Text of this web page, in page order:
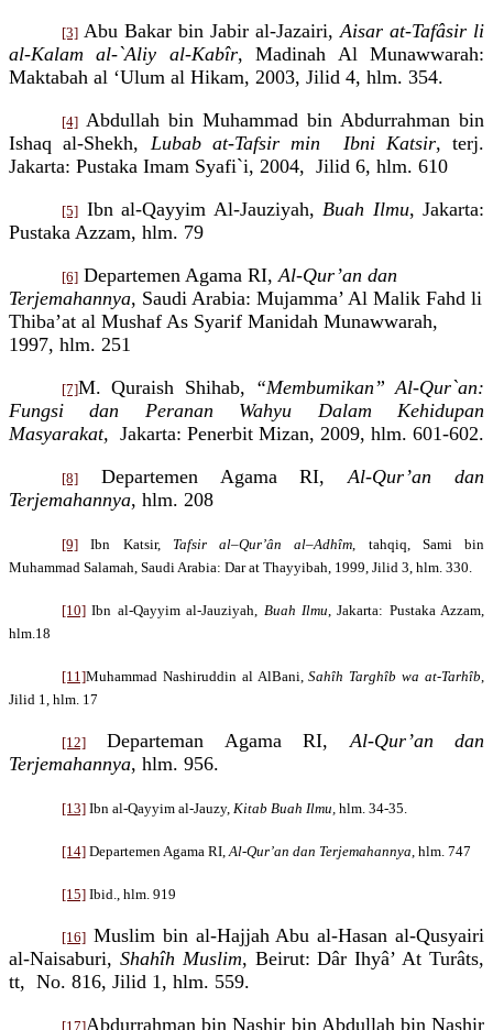
[3] Abu Bakar bin Jabir al-Jazairi, Aisar at-Tafâsir li
al-Kalam al-`Aliy al-Kabîr,Madinah Al Munawwarah:
Maktabah al ‘Ulum al Hikam, 2003, Jilid 4, hlm. 354.
[4] Abdullah bin Muhammad bin Abdurrahman bin
Ishaq al-Shekh, Lubab at-Tafsir min Ibni Katsir, terj.
Jakarta: Pustaka Imam Syafi`i, 2004, Jilid 6, hlm. 610
[5] Ibn al-Qayyim Al-Jauziyah, Buah Ilmu, Jakarta:
Pustaka Azzam, hlm. 79
[6] Departemen Agama RI, Al-Qur’an dan
Terjemahannya, Saudi Arabia: Mujamma’ Al Malik Fahd li
Thiba’at al Mushaf As Syarif Manidah Munawwarah,
1997, hlm. 251
[7]M. Quraish Shihab,
“Membumikan” Al-Qur`an:
Fungsi dan Peranan Wahyu Dalam Kehidupan
Masyarakat, Jakarta: Penerbit Mizan, 2009, hlm. 601-602.
[8] Departemen Agama RI,Al-Qur’an dan
Terjemahannya, hlm. 208
[9] Ibn Katsir, Tafsir al–Qur’ânal–Adhîm
tahqiq, Sami bin
Muhammad Salamah, Saudi Arabia: Dar at Thayyibah 1999, Jilid 3 , hlm. 330
[10] Ibn al-Qayyim al-Jauziyah Buah Ilmu , Jakarta: Pustaka Azzam
hlm .18
[11]Muhammad Nashiruddin al AlBani,Sahîh Targhîb wa at-Tarhîb
Jilid 1, hlm. 17
[12] Departeman Agama RI, Al-Qur’an dan
Terjemahannya, hlm. 956.
[13] Ibn al-Qayyim al-Jauzy, Kitab Buah Ilmu, hlm. 34-35.
[14] Departemen Agama RI, Al-Qur’an dan Terjemahannya , hlm. 747
[15] Ibid., hlm. 919
[16] Muslim bin al-Hajjah Abu al-Hasan al-Qusyairi
al-Naisaburi, Shahîh Muslim, Beirut: Dâr Ihyâ’ At Turâts,
tt, No. 816, Jilid 1, hlm. 559.
[17]Abdurrahman bin Nashir bin Abdullah bin Nashir